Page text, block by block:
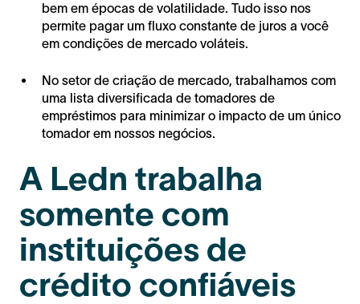
bem em épocas de volatilidade. Tudo isso nos
permite pagar um fluxo constante de juros a você
em condições de mercado voláteis.
No setor de criação de mercado, trabalhamos com
uma lista diversificada de tomadores de
empréstimos para minimizar o impacto de um único
tomador em nossos negócios.
A Ledn trabalha
somente com
instituições de
crédito confiáveis